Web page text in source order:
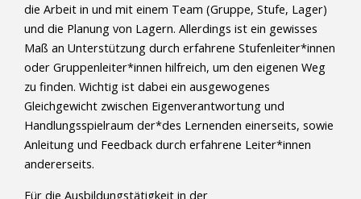
die Arbeit in und mit einem Team (Gruppe, Stufe, Lager)
und die Planung von Lagern. Allerdings ist ein gewisses
Maß an Unterstützung durch erfahrene Stufenleiter*innen
oder Gruppenleiter*innen hilfreich, um den eigenen Weg
zu finden. Wichtig ist dabei ein ausgewogenes
Gleichgewicht zwischen Eigenverantwortung und
Handlungsspielraum der*des Lernenden einerseits, sowie
Anleitung und Feedback durch erfahrene Leiter*innen
andererseits.
Für die Ausbildungstätigkeit in der